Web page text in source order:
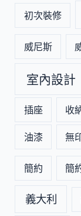
初次裝修
威尼斯
室內設計
插座 收
油漆 無
簡約 簡
義大利